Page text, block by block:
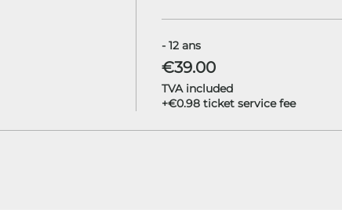
- 12 ans
€39.00
TVA included
+€0.98 ticket service fee